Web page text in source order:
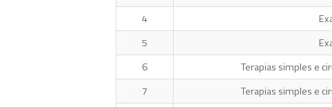
4
5
6
Terapias simples e
7
Terapias simples e